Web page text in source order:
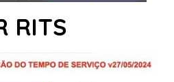
RITS